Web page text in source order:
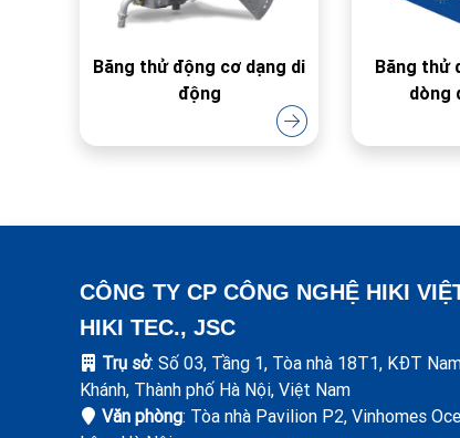
Băng thử động cơ dạng di
động
Băng thử
dòng
CÔNG TY CP CÔNG NGHỆ HIKI
HIKI TEC., JSC
Trụ sở: Số 03, Tầng 1, Tòa nhà 18T1, KĐT
Khánh, Thành phố Hà Nội, Việt Nam
Văn phòng: Tòa nhà Pavilion P2, Vinhomes